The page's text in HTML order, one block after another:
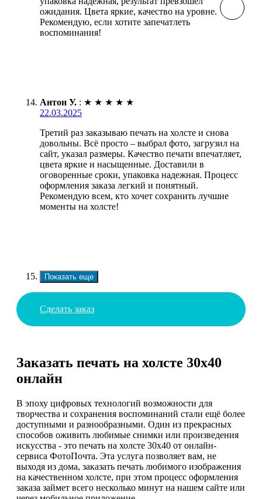
ожидания. Цвета яркие, качество на уровне.
Рекомендую, если хотите запечатлеть
воспоминания!
Антон У. : ★ ★ ★ ★ ★
22.03.2025
Третий раз заказываю печать на холсте и снова
довольны. Всё просто – выбрал фото, загрузил на
сайт, указал размеры. Качество печати впечатляет,
цвета яркие и насыщенные. Доставили в
оговоренные сроки, упаковка надежная. Процесс
оформления заказа легкий и понятный.
Рекомендую всем, кто хочет сохранить лучшие
моменты на холсте!
Показать еще
Сделать заказ
Заказать печать на холсте 30х40
онлайн
В эпоху цифровых технологий возможности для
творчества и сохранения воспоминаний стали ещё более
доступными и разнообразными. Один из прекрасных
способов оживить любимые снимки или произведения
искусства - это печать на холсте 30х40 от онлайн-
сервиса ФотоПочта. Эта услуга позволяет вам, не
выходя из дома, заказать печать любимого изображения
на качественном холсте, при этом процесс оформления
заказа займет всего несколько минут на нашем сайте или